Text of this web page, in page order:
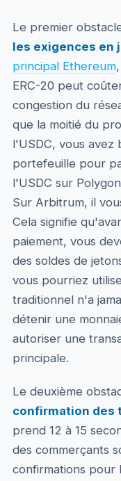
Le premier
les exigences en
principal Ethereum
ERC-20 peut
congestion du
que la moitié du
l'USDC, vous avez
portefeuille pour
l'USDC sur
Sur Arbitrum, il
Cela signifie
paiement, vous
des soldes de
vous pourriez
traditionnel n'a
détenir une
autoriser une
principale.
Le deuxième
confirmation des
prend 12 à 15
des commerçants
confirmations pour